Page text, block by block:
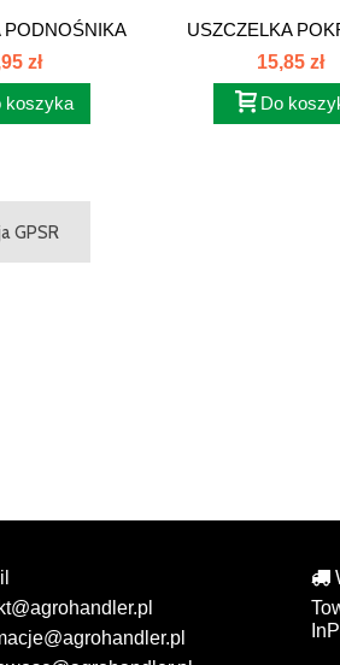
PODNOŚNIKA
zł
koszyka
USZCZELKA
15,85 zł
Do
GPSR